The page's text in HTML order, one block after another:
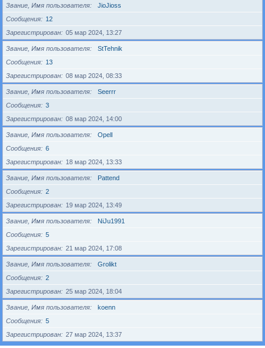
Звание, Имя пользователя
JioJioss
Сообщения
12
Зарегистрирован
05 мар 2024, 13:27
Звание, Имя пользователя
StTehnik
Сообщения
13
Зарегистрирован
08 мар 2024, 08:33
Звание, Имя пользователя
Seerrr
Сообщения
3
Зарегистрирован
08 мар 2024, 14:00
Звание, Имя пользователя
Opell
Сообщения
6
Зарегистрирован
18 мар 2024, 13:33
Звание, Имя пользователя
Pattend
Сообщения
2
Зарегистрирован
19 мар 2024, 13:49
Звание, Имя пользователя
NiJu1991
Сообщения
5
Зарегистрирован
21 мар 2024, 17:08
Звание, Имя пользователя
Grolikt
Сообщения
2
Зарегистрирован
25 мар 2024, 18:04
Звание, Имя пользователя
koenn
Сообщения
5
Зарегистрирован
27 мар 2024, 13:37